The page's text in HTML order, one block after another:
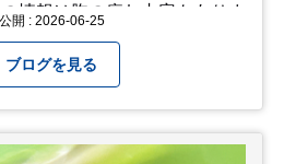
い物もたく
スーパーで買った自分へのお
きもやっぱり美味しいです
に行きたいです♪
公開 : 2026-06-25
ブログを見る